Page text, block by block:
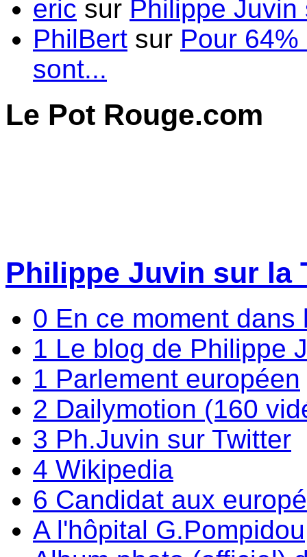
eric sur Philippe
PhilBert sur Pour
sont...
Le Pot Rouge.com
Philippe Juvin sur la
0 En ce moment dans
1 Le blog de Philippe
1 Parlement européen
2 Dailymotion (160
3 Ph.Juvin sur Twitter
4 Wikipedia
6 Candidat aux
A l'hôpital G.Pompidou